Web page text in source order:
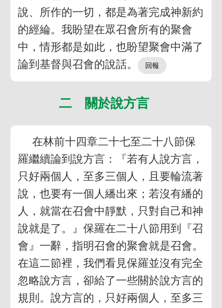
說、所作的一切，都是為著完成神新約
的經綸。我盼望在眾召會所有的聚會
中，情形都是如此，也盼望聚會中滿了
論到基督與召會的說話。
二 關於說方言
在林前十四章二十七至二十八節保
羅繼續論到說方言：『若有人說方言，
只好兩個人，至多三個人，且要輪流著
說，也要有一個人繙出來；若沒有繙的
人，就當在召會中靜默，只對自己和神
說就是了。』保羅在二十八節用到『召
會』一辭，指明召會的聚會就是召會。
在這二節裡，我們看見保羅並沒有完全
忽略說方言，卻給了一些關於說方言的
規則。說方言的，只好兩個人，至多三